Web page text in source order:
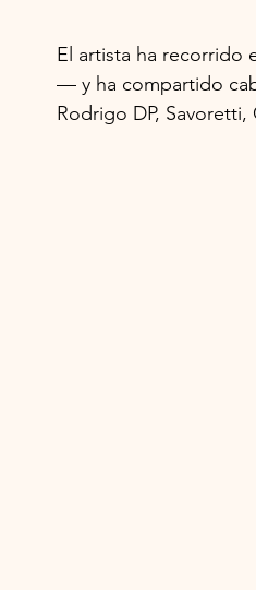
El artista ha recorrido
— y ha compartido
Rodrigo DP, Savoretti,